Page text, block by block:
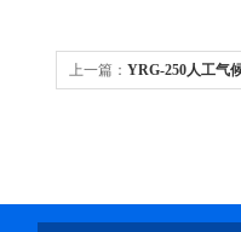
上一篇： YRG-250人工气